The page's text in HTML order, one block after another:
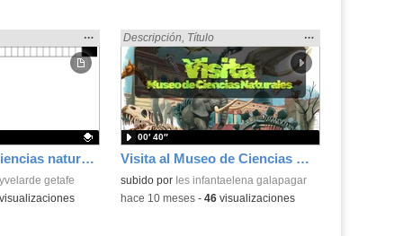
Programación ciencias naturales primer ciclo
Naturales» en:Mostrar
la
ubicación
búsqueda
…
getafe
visualizaciones
Visita al Museo de Ciencias Naturales
Encontrado «Ciencias Naturales» en:
Descripción Título
Mostrar
la
ubicación
de la
búsqueda
…
subido por Ies infantaelena galapagar
00′ 40″
-hace 10 meses- 46visualizaciones